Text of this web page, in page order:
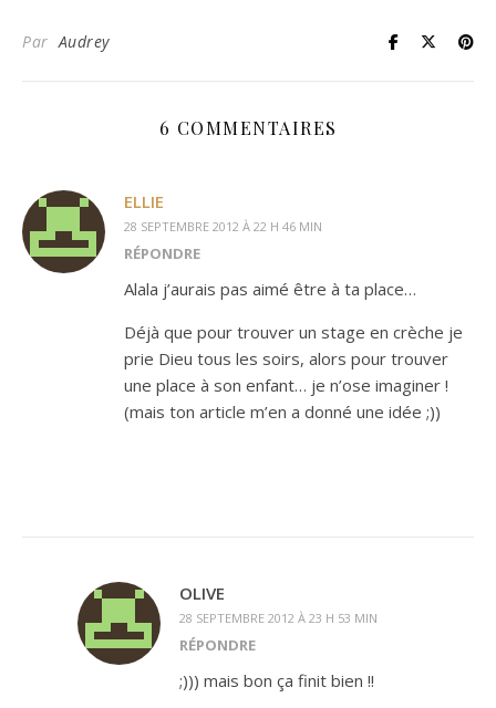
ParAudrey
6 COMMENTAIRES
ELLIE
28 SEPTEMBRE 2012 À 22 H 46 MIN
RÉPONDRE
Alala j’aurais pas aimé être à ta place…
Déjà que pour trouver un stage en crèche je
prie Dieu tous les soirs, alors pour trouver
une place à son enfant… je n’ose imaginer !
(mais ton article m’en a donné une idée ;))
OLIVE
28 SEPTEMBRE 2012 À 23 H 53 MIN
RÉPONDRE
;))) mais bon ça finit bien !!